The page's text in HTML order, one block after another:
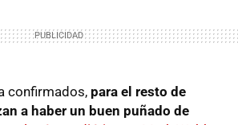
confirmados, para el resto de
a haber un buen puñado de